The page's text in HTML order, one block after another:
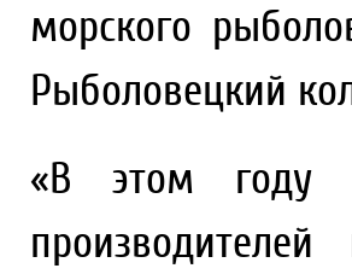
морского
Рыболовецкий
«В этом году